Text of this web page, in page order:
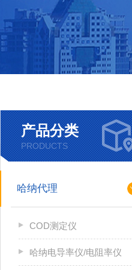
产品分类
PRODUCTS
哈纳代理
COD测定仪
哈纳电导率仪/电阻率仪